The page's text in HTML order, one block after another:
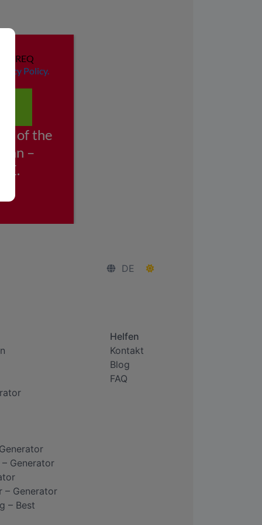
DE
Generator
– Generator
– Best
Helfen
Kontakt
Blog
FAQ